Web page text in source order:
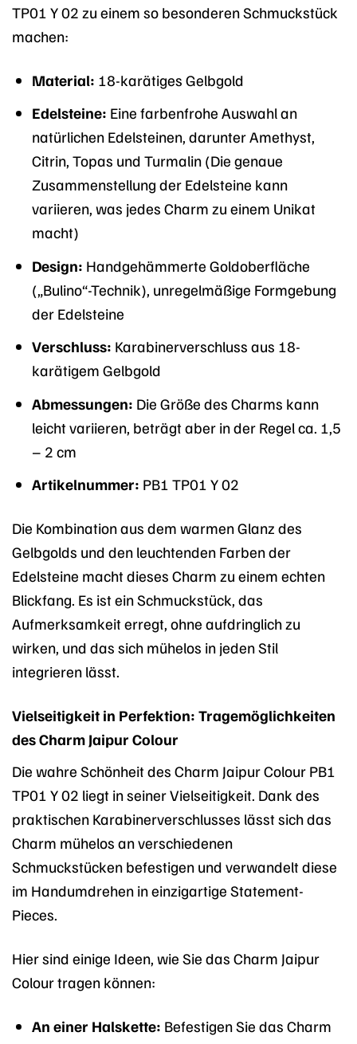
TP01 Y 02 zu einem so besonderen Schmuckstück
machen:
Material: 18-karätiges Gelbgold
Edelsteine: Eine farbenfrohe Auswahl an
natürlichen Edelsteinen, darunter Amethyst,
Citrin, Topas und Turmalin (Die genaue
Zusammenstellung der Edelsteine kann
variieren, was jedes Charm zu einem Unikat
macht)
Design: Handgehämmerte Goldoberfläche
(„Bulino“-Technik), unregelmäßige Formgebung
der Edelsteine
Verschluss: Karabinerverschluss aus 18-
karätigem Gelbgold
Abmessungen: Die Größe des Charms kann
leicht variieren, beträgt aber in der Regel ca. 1,5
– 2 cm
Artikelnummer: PB1 TP01 Y 02
Die Kombination aus dem warmen Glanz des
Gelbgolds und den leuchtenden Farben der
Edelsteine macht dieses Charm zu einem echten
Blickfang. Es ist ein Schmuckstück, das
Aufmerksamkeit erregt, ohne aufdringlich zu
wirken, und das sich mühelos in jeden Stil
integrieren lässt.
Vielseitigkeit in Perfektion: Tragemöglichkeiten
des Charm Jaipur Colour
Die wahre Schönheit des Charm Jaipur Colour PB1
TP01 Y 02 liegt in seiner Vielseitigkeit. Dank des
praktischen Karabinerverschlusses lässt sich das
Charm mühelos an verschiedenen
Schmuckstücken befestigen und verwandelt diese
im Handumdrehen in einzigartige Statement-
Pieces.
Hier sind einige Ideen, wie Sie das Charm Jaipur
Colour tragen können:
An einer Halskette: Befestigen Sie das Charm